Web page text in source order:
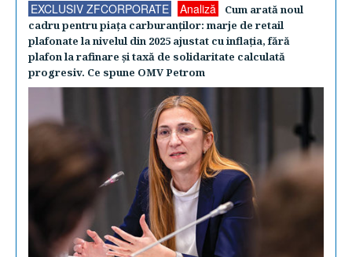
EXCLUSIV ZFCORPORATE Analiză
Cum arată noul
cadru pentru piaţa carburanţilor: marje de retail
plafonate la nivelul din 2025 ajustat cu inflaţia, fără
plafon la rafinare şi taxă de solidaritate calculată
progresiv. Ce spune OMV Petrom